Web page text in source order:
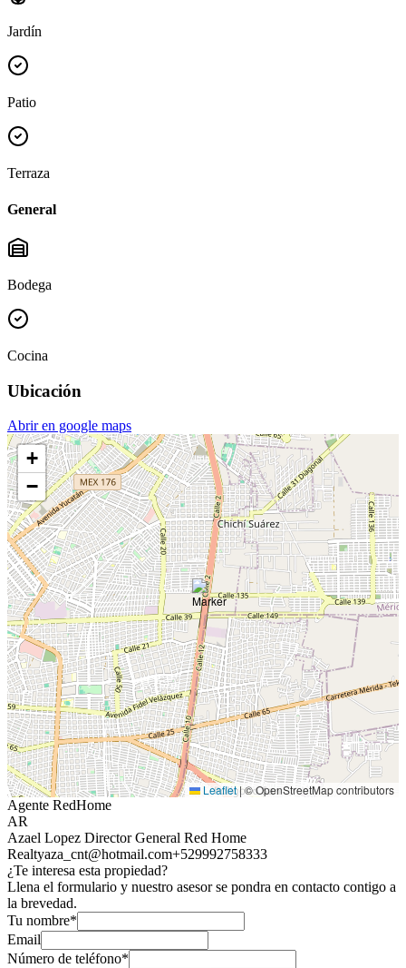
Jardín
Patio
Terraza
General
Bodega
Cocina
Ubicación
Abrir en google maps
+
−
Leaflet|© OpenStreetMap contributors
Agente RedHome
AR
Azael Lopez Director General Red Home
Realtyaza_cnt@hotmail.com+529992758333
¿Te interesa esta propiedad?
Llena el formulario y nuestro asesor se pondra en contacto contigo a
la brevedad.
Tu nombre*
Email
Número de teléfono*